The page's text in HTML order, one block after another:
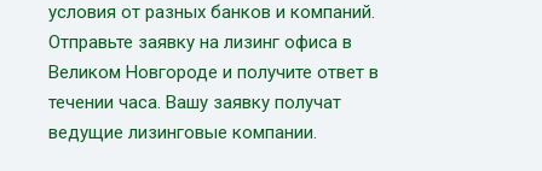
условия от разных банков и компаний.
Отправьте заявку на лизинг офиса в
Великом Новгороде и получите ответ в
течении часа. Вашу заявку получат
ведущие лизинговые компании.